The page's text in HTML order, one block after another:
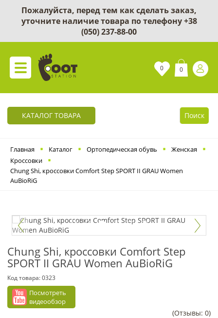
Пожалуйста, перед тем как сделать заказ,
уточните наличие товара по телефону+38
(050) 237-88-00
0 0
КАТАЛОГ ТОВАРА Поиск
Главная Каталог Ортопедическая обувь
Женская
Кроссовки
Chung Shi, кроссовки Comfort Step SPORT II GRAU Women
AuBioRiG
Chung Shi, кроссовки Comfort Step
SPORT II GRAU Women AuBioRiG
Код товара:0323
Посмотреть
видеообзор
(Отзывы: 0)